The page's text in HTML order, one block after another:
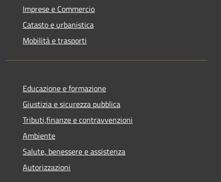
Imprese e Commercio
Catasto e urbanistica
Mobilità e trasporti
Educazione e formazione
Giustizia e sicurezza pubblica
Tributi,finanze e contravvenzioni
Ambiente
Salute, benessere e assistenza
Autorizzazioni